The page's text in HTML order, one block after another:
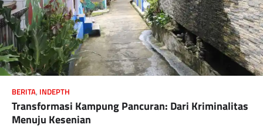
BERITA, INDEPTH
Transformasi Kampung Pancuran: Dari Kriminalitas
Menuju Kesenian